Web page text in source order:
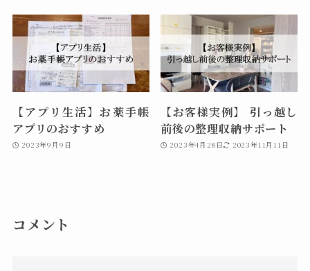
【アプリ生活】お薬手帳
アプリのおすすめ
2023年9月9日
【お客様実例】 引っ越し
前後の整理収納サポート
2023年4月28日 2023年11月11日
コメント